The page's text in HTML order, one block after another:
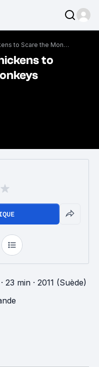
Killing the Chickens to Scare the Monkeys
to
· 23 min · 2011 (Suède)